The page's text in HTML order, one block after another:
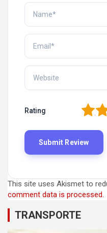
Rating 2
This site uses Akismet to
comment data is processed.
TRANSPORTE